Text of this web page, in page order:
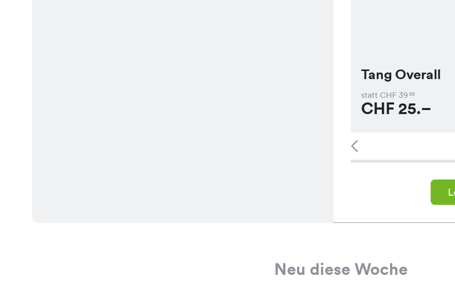
Tang Overall
statt CHF 3995
CHF 25.–
Neu diese Woche